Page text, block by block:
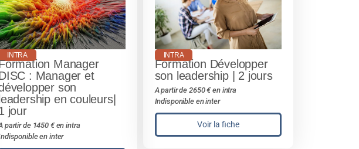
INTRA
Manager
: Manager et
son
leadership en couleurs|
jour
partir de 1450 € en intra
en inter
INTRA
Formation Développer
son leadership | 2 jours
A partir de 2650 € en intra
Indisponible en inter
Voir la fiche